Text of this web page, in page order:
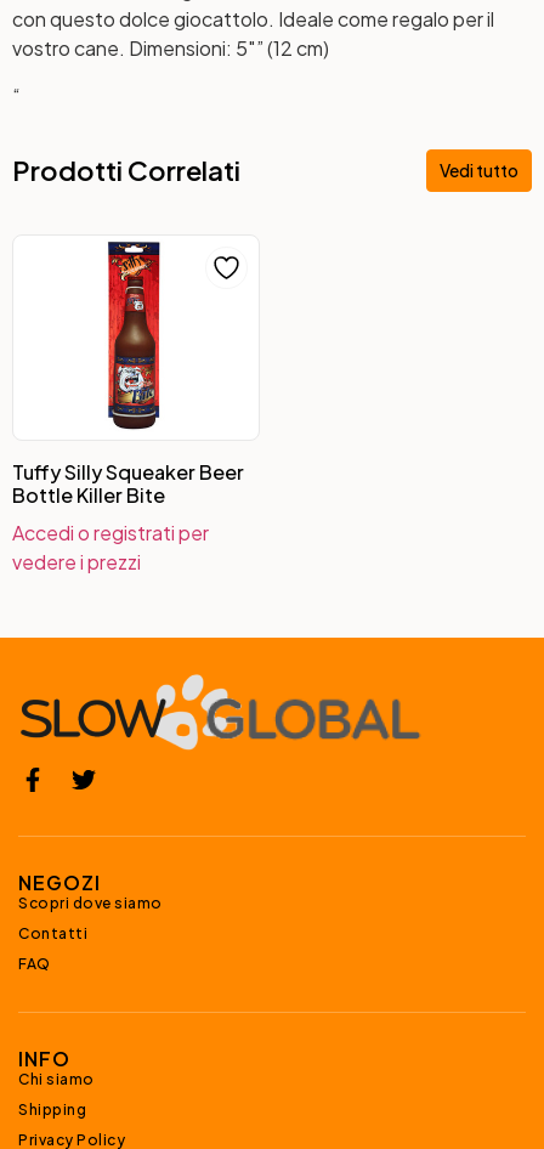
con questo dolce giocattolo. Ideale come regalo per il
vostro cane. Dimensioni: 5″” (12 cm)
“
Prodotti Correlati Vedi tutto
Tuffy Silly Squeaker Beer
Bottle Killer Bite
Accedi o registrati per
vedere i prezzi
NEGOZI
Scopri dove siamo
Contatti
FAQ
INFO
Chi siamo
Shipping
Privacy Policy